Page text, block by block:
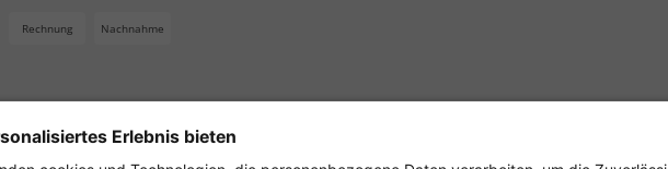
Rechnung Nachnahme